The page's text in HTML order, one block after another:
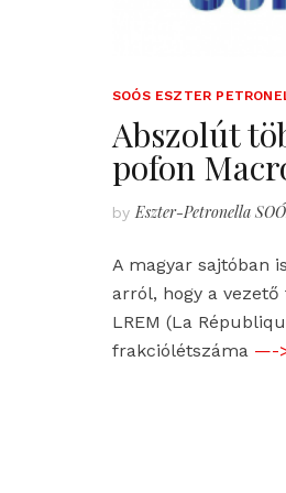
SOÓS ESZTER
Abszolút
pofon
by Eszter-Petronella
A magyar sajtóban
arról, hogy a
LREM (La
frakciólétszáma —-